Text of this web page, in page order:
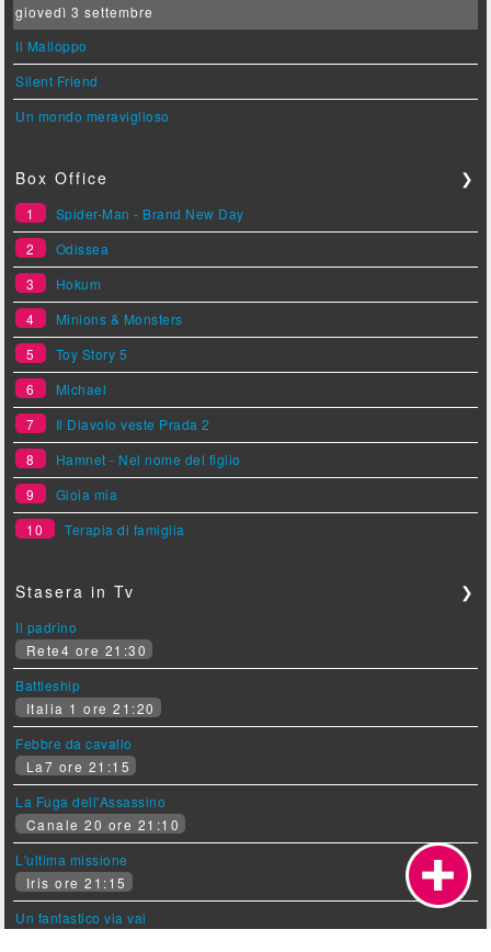
giovedì 3 settembre
Il Malloppo
Silent Friend
Un mondo meraviglioso
Box Office ❯
1
Spider-Man - Brand New Day
2
Odissea
3
Hokum
4
Minions & Monsters
5
Toy Story 5
6
Michael
7
Il Diavolo veste Prada 2
8
Hamnet - Nel nome del figlio
9
Gioia mia
10
Terapia di famiglia
Stasera in Tv ❯
Il padrino
Rete4 ore 21:30
Battleship
Italia 1 ore 21:20
Febbre da cavallo
La7 ore 21:15
La Fuga dell'Assassino
Canale 20 ore 21:10
L'ultima missione
Iris ore 21:15
Un fantastico via vai